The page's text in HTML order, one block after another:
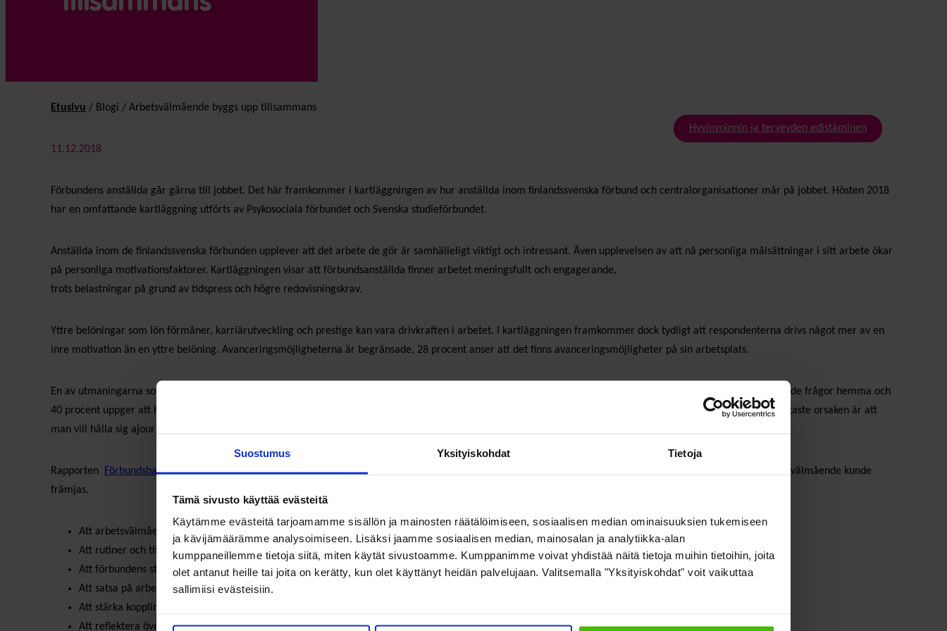
Suostumus Yksityiskohdat Tietoja
Tämä sivusto käyttää evästeitä
Käytämme evästeitä tarjoamamme sisällön ja mainosten räätälöimiseen, sosiaalisen median ominaisuuksien tukemiseen
ja kävijämäärämme analysoimiseen. Lisäksi jaamme sosiaalisen median, mainosalan ja analytiikka-alan
kumppaneillemme tietoja siitä, miten käytät sivustoamme. Kumppanimme voivat yhdistää näitä tietoja muihin tietoihin, joita
olet antanut heille tai joita on kerätty, kun olet käyttänyt heidän palvelujaan. Valitsemalla "Yksityiskohdat" voit vaikuttaa
sallimiisi evästeisiin.
Etusivu / Blogi / Arbetsvälmående byggs upp tillsammans
11.12.2018
Hyvinvoinnin ja terveyden edistäminen
Förbundens anställda går gärna till jobbet. Det här framkommer i kartläggningen av hur anställda inom finlandssvenska förbund och centralorganisationer mår på jobbet. Hösten 2018
har en omfattande kartläggning utförts av Psykosociala förbundet och Svenska studieförbundet.
Anställda inom de finlandssvenska förbunden upplever att det arbete de gör är samhälleligt viktigt och intressant. Även upplevelsen av att nå personliga målsättningar i sitt arbete ökar
på personliga motivationsfaktorer. Kartläggningen visar att förbundsanställda finner arbetet meningsfullt och engagerande,
trots belastningar på grund av tidspress och högre redovisningskrav.
Yttre belöningar som lön förmåner, karriärutveckling och prestige kan vara drivkraften i arbetet. I kartläggningen framkommer dock tydligt att respondenterna drivs något mer av en
inre motivation än en yttre belöning. Avanceringsmöjligheterna är begränsade, 28 procent anser att det finns avanceringsmöjligheter på sin arbetsplats.
En av utmaningarna som framkommer i kartläggningen är gränsdragningen mellan arbete och fritid. 74 procent av respondenterna tänker ofta på arbetsrelaterade frågor hemma och
40 procent uppger att hemmalivet blir lidande på grund av arbetet. Över hälften läser arbetsrelaterade mejl på sin fritid minst några gånger i veckan. Den vanligaste orsaken är att
man vill hålla sig ajour om vad som är på gång, men 20 procent svarar att det förväntas av dem.
Rapporten Förbundsbarometern 2018 – Arbetsglädje i förbundsvärlden
avslutas med förslag och rekommendationer till hur förbundsanställdas arbetsrelaterade välmående kunde
främjas.
Att arbetsvälmåendet prioriteras
Att rutiner och tillvägagångssätt ses över
Att förbundens styrelser stöds
Att satsa på arbetsgemenskapen
Att stärka kopplingen mellan arbetet och organisationens värdegrund
Att reflektera över ert eget arbetsvälmående och ta ansvar för det